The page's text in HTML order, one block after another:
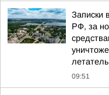
Записки
РФ, за
09:51